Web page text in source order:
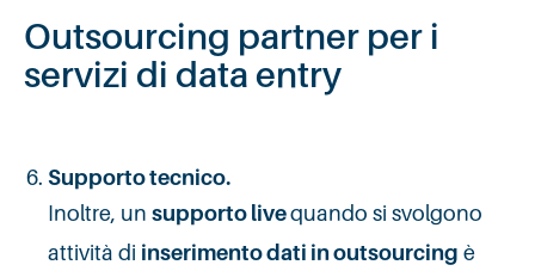
Outsourcing partner per i
servizi di data entry
Supporto tecnico.
Inoltre, un supporto livequando si svolgono
attività di inserimento dati in outsourcing è